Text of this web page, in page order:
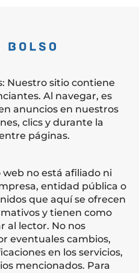
Nuestro sitio contiene
Al navegar, es
anuncios en nuestros
clics y durante la
páginas.
web no está afiliado ni
entidad pública o
que aquí se ofrecen
y tienen como
al lector. No nos
eventuales cambios,
en los servicios,
mencionados. Para